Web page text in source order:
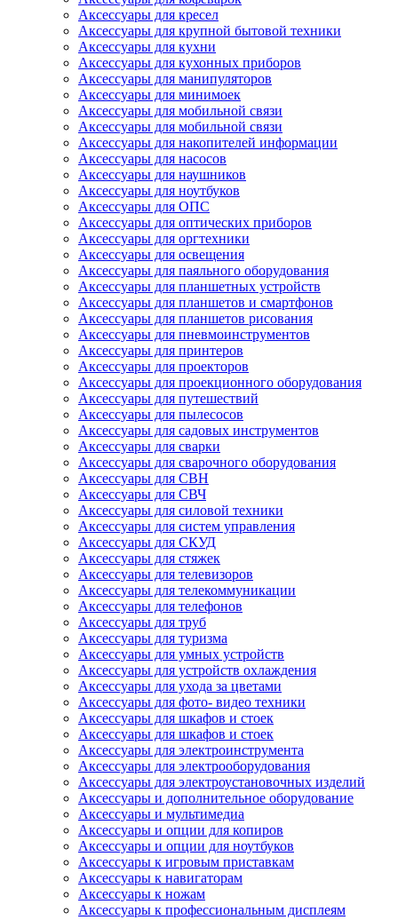
Аксессуары для кресел
Аксессуары для крупной бытовой техники
Аксессуары для кухни
Аксессуары для кухонных приборов
Аксессуары для манипуляторов
Аксессуары для минимоек
Аксессуары для мобильной связи
Аксессуары для мобильной связи
Аксессуары для накопителей информации
Аксессуары для насосов
Аксессуары для наушников
Аксессуары для ноутбуков
Аксессуары для ОПС
Аксессуары для оптических приборов
Аксессуары для оргтехники
Аксессуары для освещения
Аксессуары для паяльного оборудования
Аксессуары для планшетных устройств
Аксессуары для планшетов и смартфонов
Аксессуары для планшетов рисования
Аксессуары для пневмоинструментов
Аксессуары для принтеров
Аксессуары для проекторов
Аксессуары для проекционного оборудования
Аксессуары для путешествий
Аксессуары для пылесосов
Аксессуары для садовых инструментов
Аксессуары для сварки
Аксессуары для сварочного оборудования
Аксессуары для СВН
Аксессуары для СВЧ
Аксессуары для силовой техники
Аксессуары для систем управления
Аксессуары для СКУД
Аксессуары для стяжек
Аксессуары для телевизоров
Аксессуары для телекоммуникации
Аксессуары для телефонов
Аксессуары для труб
Аксессуары для туризма
Аксессуары для умных устройств
Аксессуары для устройств охлаждения
Аксессуары для ухода за цветами
Аксессуары для фото- видео техники
Аксессуары для шкафов и стоек
Аксессуары для шкафов и стоек
Аксессуары для электроинструмента
Аксессуары для электрооборудования
Аксессуары для электроустановочных изделий
Аксессуары и дополнительное оборудование
Аксессуары и мультимедиа
Аксессуары и опции для копиров
Аксессуары и опции для ноутбуков
Аксессуары к игровым приставкам
Аксессуары к навигаторам
Аксессуары к ножам
Аксессуары к профессиональным дисплеям